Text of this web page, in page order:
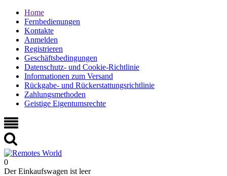
Home
Fernbedienungen
Kontakte
Anmelden
Registrieren
Geschäftsbedingungen
Datenschutz- und Cookie-Richtlinie
Informationen zum Versand
Rückgabe- und Rückerstattungsrichtlinie
Zahlungsmethoden
Geistige Eigentumsrechte
0
Der Einkaufswagen ist leer